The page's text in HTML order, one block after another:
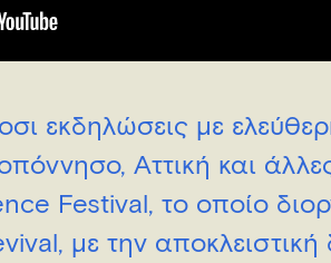
εκδηλώσεις με
Αττική και
Festival, το οποίο
με την